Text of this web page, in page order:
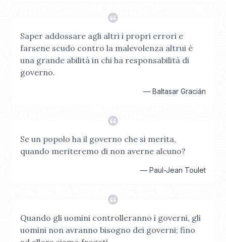
Saper addossare agli altri i propri errori e
farsene scudo contro la malevolenza altrui è
una grande abilità in chi ha responsabilità di
governo.
— Baltasar Gracián
Se un popolo ha il governo che si merita,
quando meriteremo di non averne alcuno?
— Paul-Jean Toulet
Quando gli uomini controlleranno i governi, gli
uomini non avranno bisogno dei governi; fino